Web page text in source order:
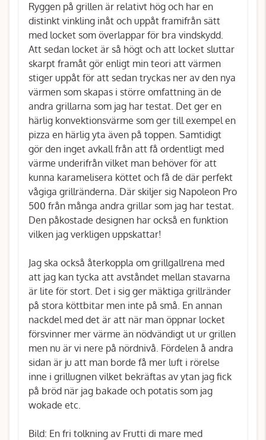
Ryggen på grillen är relativt hög och har en
distinkt vinkling inåt och uppåt framifrån sätt
med locket som överlappar för bra vindskydd.
Att sedan locket är så högt och att locket sluttar
skarpt framåt gör enligt min teori att värmen
stiger uppåt för att sedan tryckas ner av den nya
värmen som skapas i större omfattning än de
andra grillarna som jag har testat. Det ger en
härlig konvektionsvärme som ger till exempel en
pizza en härlig yta även på toppen. Samtidigt
gör den inget avkall från att få ordentligt med
värme underifrån vilket man behöver för att
kunna karamelisera köttet och få de där perfekt
vågiga grillränderna. Där skiljer sig Napoleon Pro
500 från många andra grillar som jag har testat.
Den påkostade designen har också en funktion
vilken jag verkligen uppskattar!
Jag ska också återkoppla om grillgallrena med
att jag kan tycka att avståndet mellan stavarna
är lite för stort. Det i sig ger mäktiga grillränder
på stora köttbitar men inte på små. En annan
nackdel med det är att när man öppnar locket
försvinner mer värme än nödvändigt ut ur grillen
men nu är vi nere på nördnivå. Fördelen å andra
sidan är ju att man borde få mer luft i rörelse
inne i grillugnen vilket bekräftas av ytan jag fick
på bröd när jag bakade och potatis som jag
wokade etc.
Bild: En fri tolkning av Frutti di mare med